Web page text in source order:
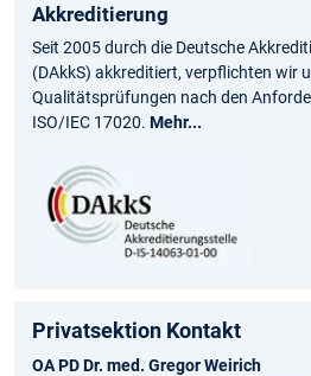
Akkreditierung
Seit 2005 durch die Deutsche
(DAkkS) akkreditiert, verpflichten wir
Qualitätsprüfungen nach den
ISO/IEC 17020. Mehr...
Privatsektion Kontakt
OA PD Dr. med. Gregor Weirich